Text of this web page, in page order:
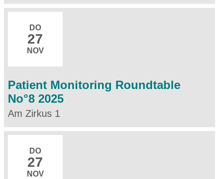
DO
27
NOV
Patient Monitoring Roundtable
No°8 2025
Am Zirkus 1
DO
27
NOV